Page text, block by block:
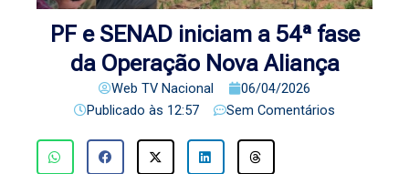
PF e SENAD iniciam a 54ª fase
da Operação Nova Aliança
Web TV Nacional
06/04/2026
Publicado às 12:57 Sem Comentários